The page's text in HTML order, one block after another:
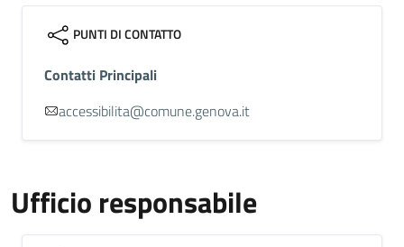
PUNTI DI CONTATTO
Contatti Principali
accessibilita@comune.genova.it
Ufficio responsabile